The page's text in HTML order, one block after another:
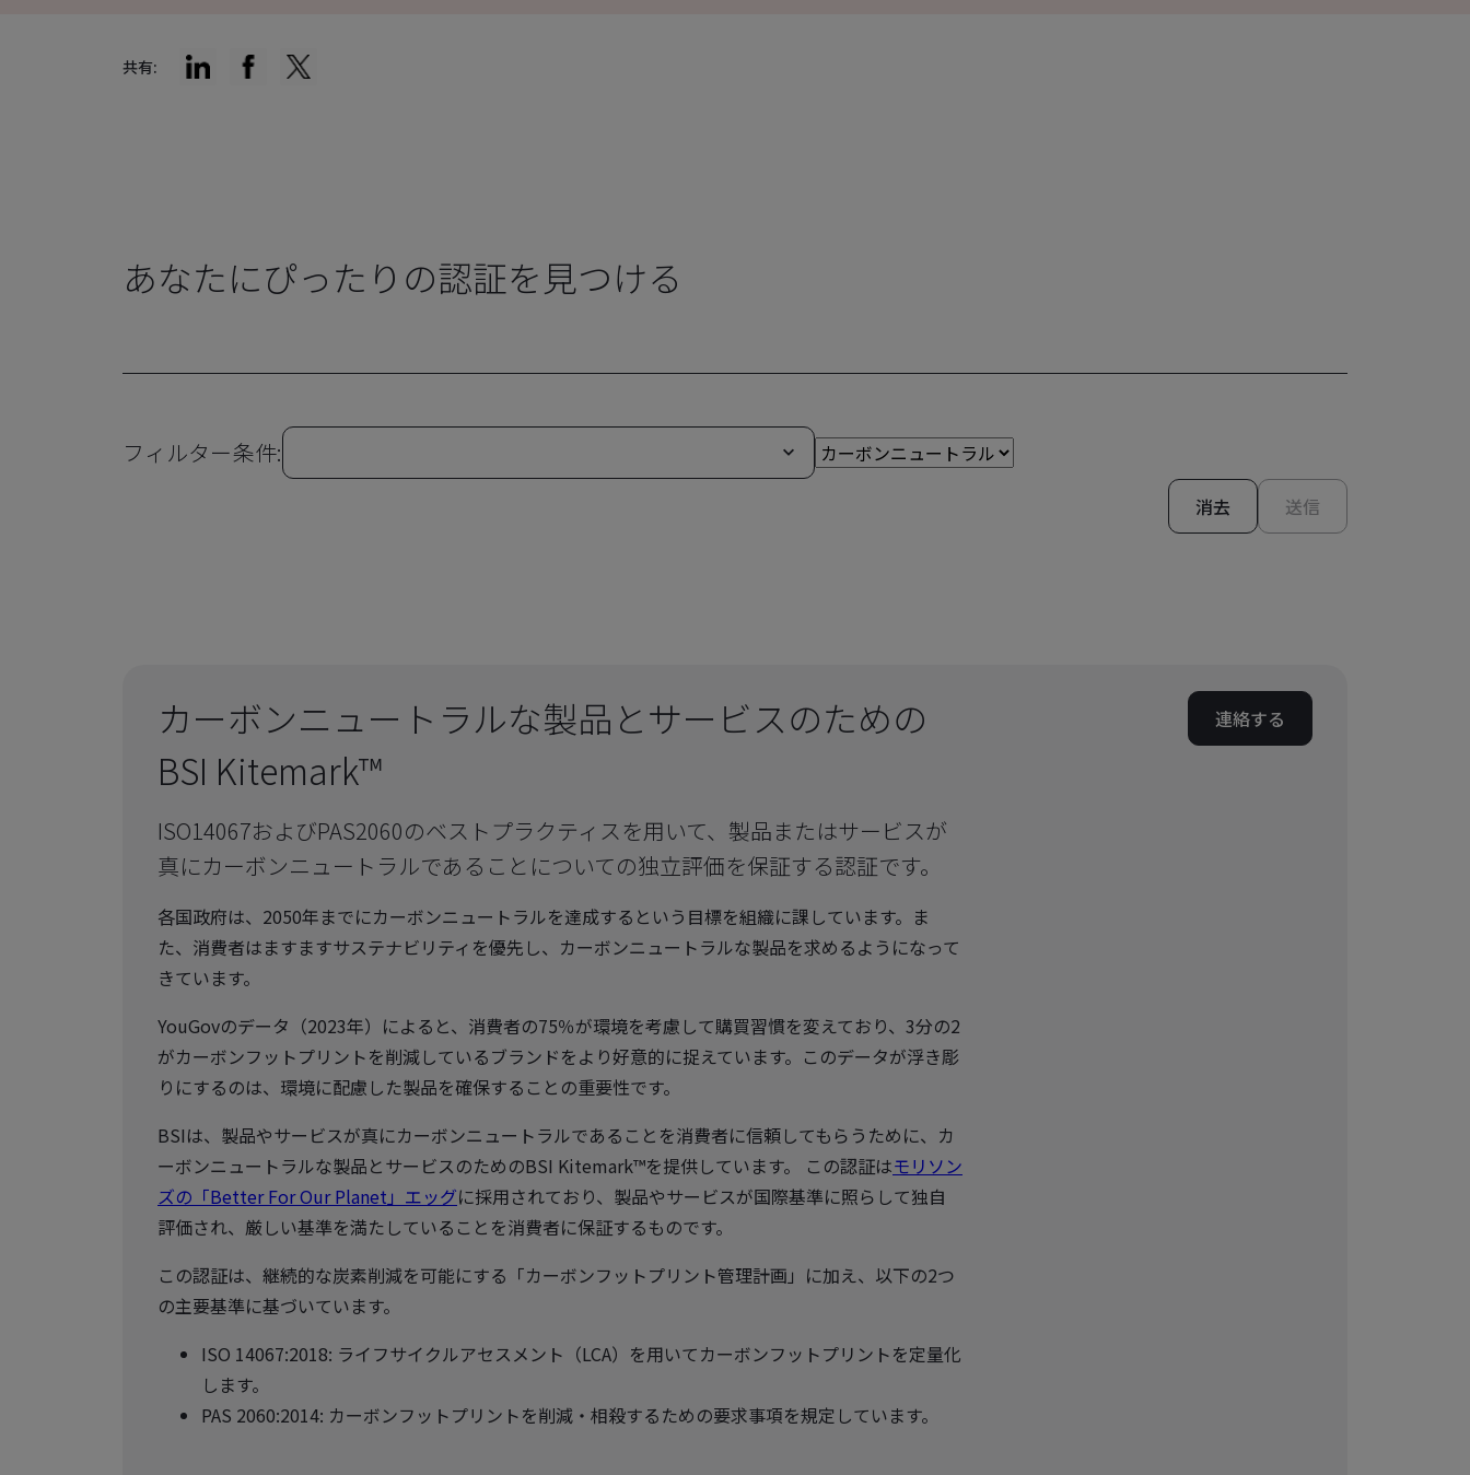
共有:
あなたにぴったりの認証を見つける
フィルター条件:
消去 送信
カーボンニュートラルな製品とサービスのための
BSI Kitemark™
ISO14067およびPAS2060のベストプラクティスを用いて、製品またはサービスが
真にカーボンニュートラルであることについての独立評価を保証する認証です。
各国政府は、2050年までにカーボンニュートラルを達成するという目標を組織に課しています。ま
た、消費者はますますサステナビリティを優先し、カーボンニュートラルな製品を求めるようになって
きています。
YouGovのデータ（2023年）によると、消費者の75％が環境を考慮して購買習慣を変えており、3分の2
がカーボンフットプリントを削減しているブランドをより好意的に捉えています。このデータが浮き彫
りにするのは、環境に配慮した製品を確保することの重要性です。
BSIは、製品やサービスが真にカーボンニュートラルであることを消費者に信頼してもらうために、カ
ーボンニュートラルな製品とサービスのためのBSI Kitemark™を提供しています。 この認証はモリソン
ズの「Better For Our Planet」エッグに採用されており、製品やサービスが国際基準に照らして独自
評価され、厳しい基準を満たしていることを消費者に保証するものです。
この認証は、継続的な炭素削減を可能にする「カーボンフットプリント管理計画」に加え、以下の2つ
の主要基準に基づいています。
ISO 14067:2018: ライフサイクルアセスメント（LCA）を用いてカーボンフットプリントを定量化
します。
PAS 2060:2014: カーボンフットプリントを削減・相殺するための要求事項を規定しています。
連絡する